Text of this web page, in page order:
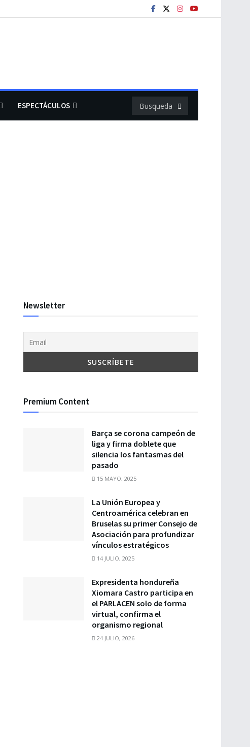
ESPECTÁCULOS
Newsletter
Premium Content
Barça se corona campeón de
liga y firma doblete que
silencia los fantasmas del
pasado
15 MAYO, 2025
La Unión Europea y
Centroamérica celebran en
Bruselas su primer Consejo de
Asociación para profundizar
vínculos estratégicos
14 JULIO, 2025
Expresidenta hondureña
Xiomara Castro participa en
el PARLACEN solo de forma
virtual, confirma el
organismo regional
24 JULIO, 2026